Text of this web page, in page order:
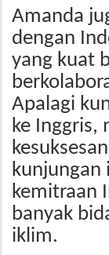
Amanda
dengan
yang kuat
Apalagi
ke Inggris,
kunjungan
kemitraan
banyak
iklim.